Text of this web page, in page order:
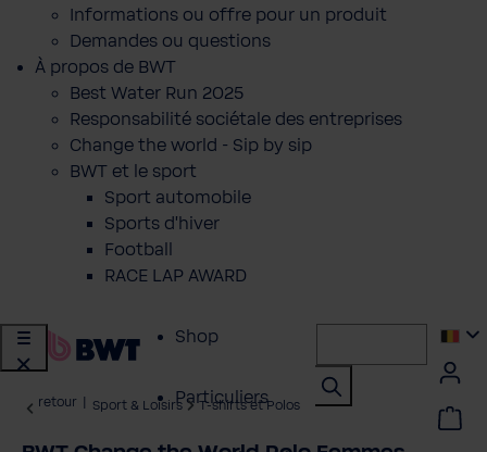
Informations ou offre pour un produit
Demandes ou questions
À propos de BWT
Best Water Run 2025
Responsabilité sociétale des entreprises
Change the world - Sip by sip
BWT et le sport
Sport automobile
Sports d'hiver
Football
RACE LAP AWARD
Shop
Particuliers
retour Sport & Loisirs T-shirts et Polos